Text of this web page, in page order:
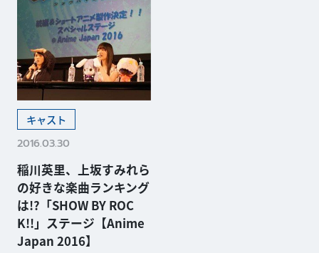
キャスト
2016.03.30
稲川英里、上坂すみれら
の好きな楽曲ランキング
は!?「SHOW BY ROC
K!!」ステージ【Anime
Japan 2016】